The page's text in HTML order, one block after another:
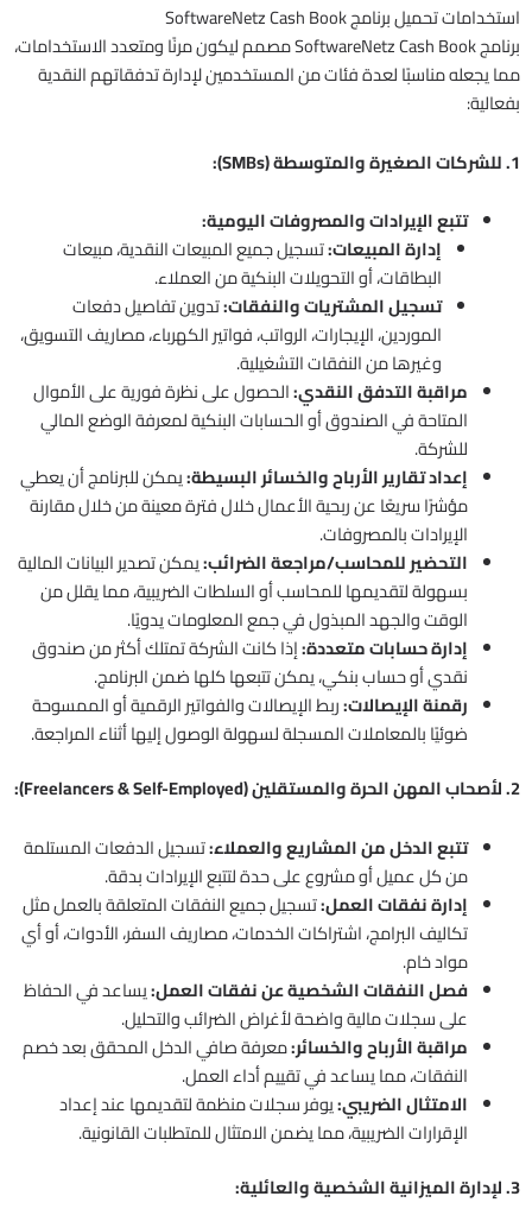
استخدامات تحميل برنامج SoftwareNetz Cash Book
برنامج SoftwareNetz Cash Book مصمم ليكون مرنًا ومتعدد الاستخدامات،
مما يجعله مناسبًا لعدة فئات من المستخدمين لإدارة تدفقاتهم النقدية
بفعالية:
1. للشركات الصغيرة والمتوسطة (SMBs):
تتبع الإيرادات والمصروفات اليومية:
إدارة المبيعات:تسجيل جميع المبيعات النقدية، مبيعات
البطاقات، أو التحويلات البنكية من العملاء.
تسجيل المشتريات والنفقات:تدوين تفاصيل دفعات
الموردين، الإيجارات، الرواتب، فواتير الكهرباء، مصاريف التسويق،
وغيرها من النفقات التشغيلية.
مراقبة التدفق النقدي:الحصول على نظرة فورية على الأموال
المتاحة في الصندوق أو الحسابات البنكية لمعرفة الوضع المالي
للشركة.
إعداد تقارير الأرباح والخسائر البسيطة:يمكن للبرنامج أن يعطي
مؤشرًا سريعًا عن ربحية الأعمال خلال فترة معينة من خلال مقارنة
الإيرادات بالمصروفات.
التحضير للمحاسب/مراجعة الضرائب:يمكن تصدير البيانات المالية
بسهولة لتقديمها للمحاسب أو السلطات الضريبية، مما يقلل من
الوقت والجهد المبذول في جمع المعلومات يدويًا.
إدارة حسابات متعددة:إذا كانت الشركة تمتلك أكثر من صندوق
نقدي أو حساب بنكي، يمكن تتبعها كلها ضمن البرنامج.
رقمنة الإيصالات:ربط الإيصالات والفواتير الرقمية أو الممسوحة
ضوئيًا بالمعاملات المسجلة لسهولة الوصول إليها أثناء المراجعة.
2. لأصحاب المهن الحرة والمستقلين (Freelancers & Self-Employed):
تتبع الدخل من المشاريع والعملاء:تسجيل الدفعات المستلمة
من كل عميل أو مشروع على حدة لتتبع الإيرادات بدقة.
إدارة نفقات العمل:تسجيل جميع النفقات المتعلقة بالعمل مثل
تكاليف البرامج، اشتراكات الخدمات، مصاريف السفر، الأدوات، أو أي
مواد خام.
فصل النفقات الشخصية عن نفقات العمل:يساعد في الحفاظ
على سجلات مالية واضحة لأغراض الضرائب والتحليل.
مراقبة الأرباح والخسائر:معرفة صافي الدخل المحقق بعد خصم
النفقات، مما يساعد في تقييم أداء العمل.
الامتثال الضريبي:يوفر سجلات منظمة لتقديمها عند إعداد
الإقرارات الضريبية، مما يضمن الامتثال للمتطلبات القانونية.
3. لإدارة الميزانية الشخصية والعائلية: